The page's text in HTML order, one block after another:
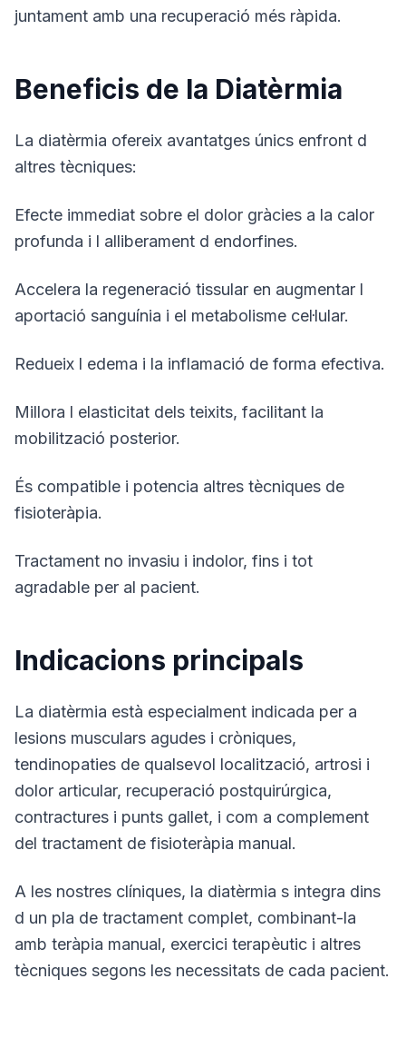
juntament amb una recuperació més ràpida.
Beneficis de la Diatèrmia
La diatèrmia ofereix avantatges únics enfront d
altres tècniques:
Efecte immediat sobre el dolor gràcies a la calor
profunda i l alliberament d endorfines.
Accelera la regeneració tissular en augmentar l
aportació sanguínia i el metabolisme cel·lular.
Redueix l edema i la inflamació de forma efectiva.
Millora l elasticitat dels teixits, facilitant la
mobilització posterior.
És compatible i potencia altres tècniques de
fisioteràpia.
Tractament no invasiu i indolor, fins i tot
agradable per al pacient.
Indicacions principals
La diatèrmia està especialment indicada per a
lesions musculars agudes i cròniques,
tendinopaties de qualsevol localització, artrosi i
dolor articular, recuperació postquirúrgica,
contractures i punts gallet, i com a complement
del tractament de fisioteràpia manual.
A les nostres clíniques, la diatèrmia s integra dins
d un pla de tractament complet, combinant-la
amb teràpia manual, exercici terapèutic i altres
tècniques segons les necessitats de cada pacient.